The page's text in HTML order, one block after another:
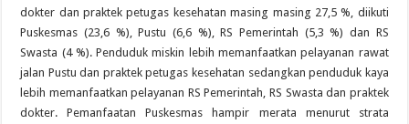
dokter dan praktek petugas kesehatan masing masing 27,5 %, diikuti
Puskesmas (23,6 %), Pustu (6,6 %), RS Pemerintah (5,3 %) dan RS
Swasta (4 %). Penduduk miskin lebih memanfaatkan pelayanan rawat
jalan Pustu dan praktek petugas kesehatan sedangkan penduduk kaya
lebih memanfaatkan pelayanan RS Pemerintah, RS Swasta dan praktek
dokter. Pemanfaatan Puskesmas hampir merata menurut strata